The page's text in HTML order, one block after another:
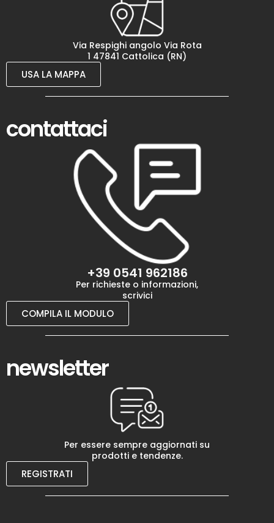
Via Respighi angolo Via Rota
1 47841 Cattolica (RN)
USA LA MAPPA
contattaci
+39 0541 962186
Per richieste o informazioni,
scrivici
COMPILA IL MODULO
newsletter
Per essere sempre aggiornati su
prodotti e tendenze.
REGISTRATI